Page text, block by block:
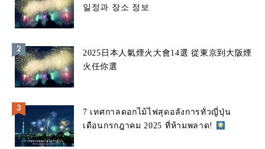
일정과 장소 정보
2025日本人氣煙火大會14選 從東京到大阪煙
火任你選
7 เทศกาลดอกไม้ไฟสุดอลังการทั่วญี่ปุ่น
เดือนกรกฎาคม 2025 ที่ห้ามพลาด!